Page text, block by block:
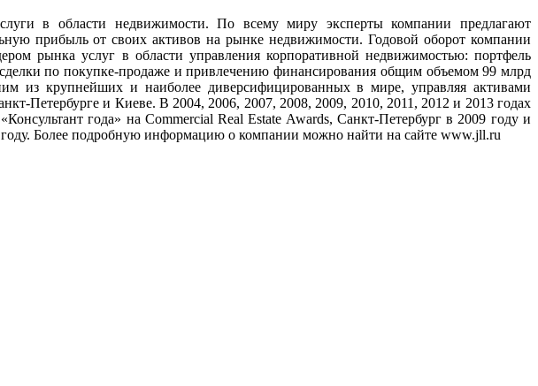
в области недвижимости. По всему миру эксперты компании предлагают
прибыль от своих активов на рынке недвижимости. Годовой оборот компании
рынка услуг в области управления корпоративной недвижимостью: портфель
по покупке-продаже и привлечению финансирования общим объемом 99 млрд
из крупнейших и наиболее диверсифицированных в мире, управляя активами
Петербурге и Киеве. В 2004, 2006, 2007, 2008, 2009, 2010, 2011, 2012 и 2013 годах
года» на Commercial Real Estate Awards, Санкт-Петербург в 2009 году и
Более подробную информацию о компании можно найти на сайте www.jll.ru